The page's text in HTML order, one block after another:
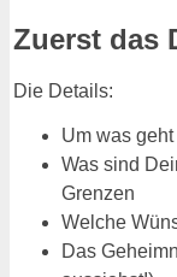
Zuerst das
Die Details:
Um was
Was sind
Grenzen
Welche
Das